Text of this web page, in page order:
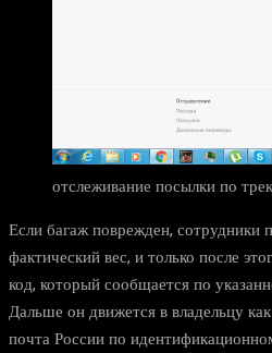
отслеживание посылки по
Если багаж поврежден,
фактический вес, и только после
код, который сообщается по
Дальше он движется в владельцу
почта России по